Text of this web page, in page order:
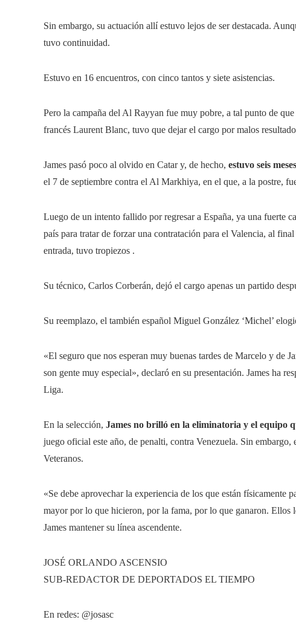
Sin embargo, su actuación allí estuvo lejos de ser destacada.
tuvo continuidad.
Estuvo en 16 encuentros, con cinco tantos y siete asistencias.
Pero la campaña del Al Rayyan fue muy pobre, a tal punto de
francés Laurent Blanc, tuvo que dejar el cargo por malos
James pasó poco al olvido en Catar y, de hecho, estuvo seis
el 7 de septiembre contra el Al Markhiya, en el que, a la postre,
Luego de un intento fallido por regresar a España, ya una fuerte
país para tratar de forzar una contratación para el Valencia, al
entrada, tuvo tropiezos .
Su técnico, Carlos Corberán, dejó el cargo apenas un partido
Su reemplazo, el también español Miguel González ‘Michel’
«El seguro que nos esperan muy buenas tardes de Marcelo y de
son gente muy especial», declaró en su presentación. James ha
Liga.
En la selección, James no brilló en la eliminatoria y el equipo
juego oficial este año, de penalti, contra Venezuela. Sin
Veteranos.
«Se debe aprovechar la experiencia de los que están físicamente
mayor por lo que hicieron, por la fama, por lo que ganaron. Ellos
James mantener su línea ascendente.
JOSÉ ORLANDO ASCENSIO
SUB-REDACTOR DE DEPORTADOS EL TIEMPO
En redes: @josasc